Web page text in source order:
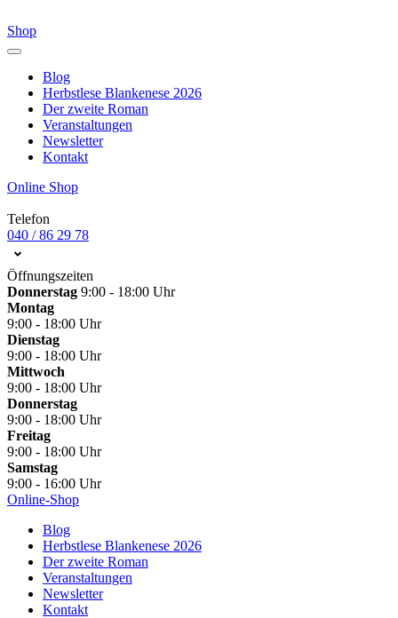
Shop
Blog
Herbstlese Blankenese 2026
Der zweite Roman
Veranstaltungen
Newsletter
Kontakt
Online Shop
Telefon
040 / 86 29 78
Öffnungszeiten
Donnerstag 9:00 - 18:00 Uhr
Montag
9:00 - 18:00 Uhr
Dienstag
9:00 - 18:00 Uhr
Mittwoch
9:00 - 18:00 Uhr
Donnerstag
9:00 - 18:00 Uhr
Freitag
9:00 - 18:00 Uhr
Samstag
9:00 - 16:00 Uhr
Online-Shop
Blog
Herbstlese Blankenese 2026
Der zweite Roman
Veranstaltungen
Newsletter
Kontakt